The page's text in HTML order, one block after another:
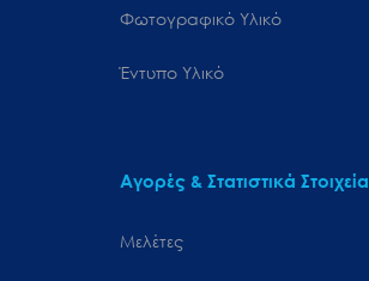
Φωτογραφικό Υλικό
Έντυπο Υλικό
Αγορές & Στατιστικά Στοιχεία
Μελέτες